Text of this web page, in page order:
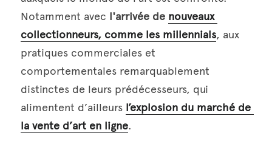
Notamment avec l'arrivée de nouveaux
collectionneurs, comme les millennials, aux
pratiques commerciales et
comportementales remarquablement
distinctes de leurs prédécesseurs, qui
alimentent d’ailleurs l’explosion du marché de
la vente d’art en ligne.